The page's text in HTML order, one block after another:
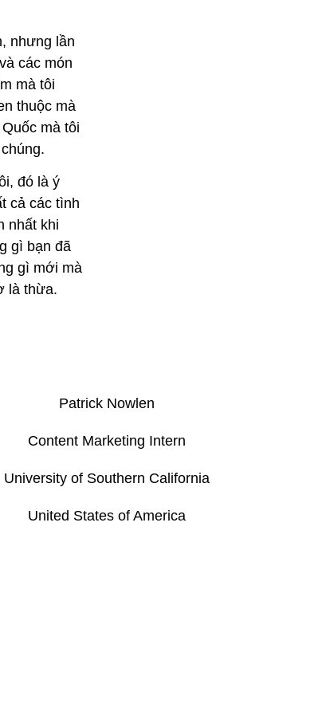
nhưng lần
các món
mà tôi
thuộc mà
mà tôi
đó là ý
cả các tình
nhất khi
gì bạn đã
gì mới mà
là thừa.
Patrick Nowlen
Content Marketing Intern
University of Southern California
United States of America